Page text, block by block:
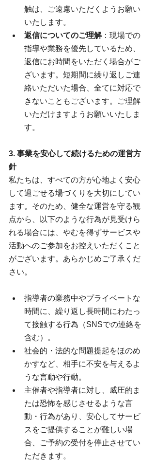
触は、ご遠慮いただくようお願い
いたします。
返信についてのご理解：現場での
指導や業務を優先しているため、
返信にお時間をいただく場合がご
ざいます。短期間に繰り返しご連
絡いただいた場合、全てに対応で
きないこともございます。ご理解
いただけますようお願いいたしま
す。
3. 事業を安心して続けるための運営方
針
私たちは、すべての方が心地よく安心
して過ごせる場づくりを大切にしてい
ます。そのため、健全な運営を守る観
点から、以下のような行為が見受けら
れる場合には、やむを得ずサービスや
活動へのご参加をお控えいただくこと
がございます。あらかじめご了承くだ
さい。
指導者の業務中やプライベートな
時間に、繰り返し長時間にわたっ
て接触する行為（SNSでの連絡を
含む）。
社会的・法的な問題提起をほのめ
かすなど、相手に不安を与えるよ
うな言動や行動。
主催者や指導者に対し、威圧的ま
たは恐怖を感じさせるような言
動・行為があり、安心してサービ
スをご提供することが難しい場
合、ご予約の受付を停止させてい
ただきます。